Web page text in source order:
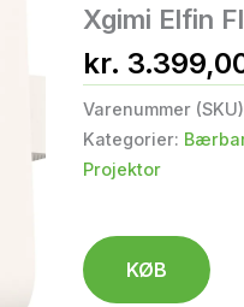
Xgimi Elfin
kr.
Varenummer
Kategorier:
Projektor
KØB